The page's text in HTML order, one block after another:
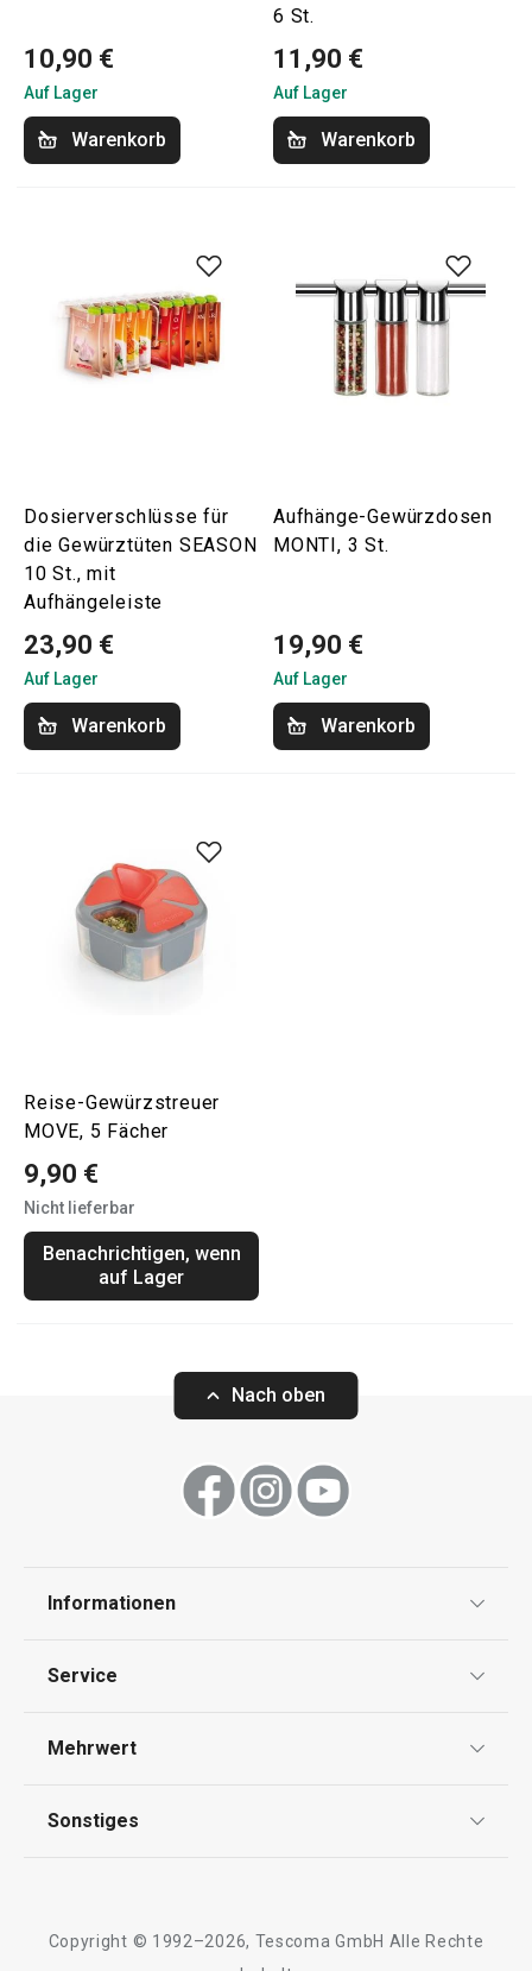
10,90 €
Auf Lager
Warenkorb
6 St.
11,90 €
Auf Lager
Warenkorb
Dosierverschlüsse für
die Gewürztüten SEASON
10 St., mit
Aufhängeleiste
23,90 €
Auf Lager
Warenkorb
Aufhänge-Gewürzdosen
MONTI, 3 St.
19,90 €
Auf Lager
Warenkorb
Reise-Gewürzstreuer
MOVE, 5 Fächer
9,90 €
Nicht lieferbar
Benachrichtigen, wenn
auf Lager
Nach oben
Informationen
Impressum
Service
Kontaktformular
Mehrwert
Qualität
Sonstiges
Copyright © 1992–2026, Tescoma GmbH Alle Rechte